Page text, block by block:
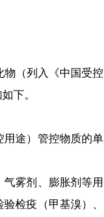
（列入《中国受控
下。
途）管控物质的单
雾剂、膨胀剂等用
检疫（甲基溴）、